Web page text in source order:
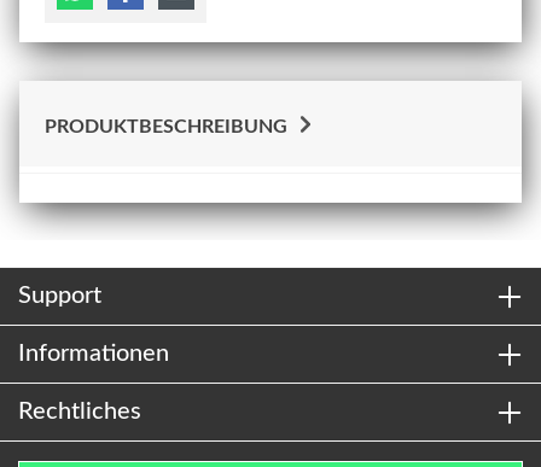
PRODUKTBESCHREIBUNG
Support
Informationen
Rechtliches